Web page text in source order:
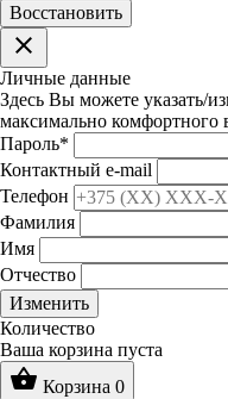
Воcстановить
clear
Личные данные
Здесь Вы можете указать/
максимально комфортного
Пароль*
Контактный e-mail
Телефон
Фамилия
Имя
Отчество
Изменить
Количество
Ваша корзина пуста
shopping_basket Корзина 0